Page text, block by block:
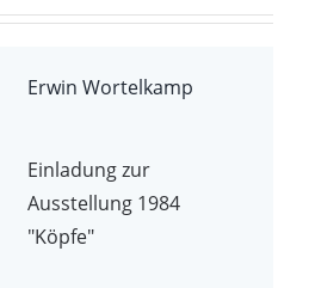
Erwin Wortelkamp
Einladung zur
Ausstellung 1984
"Köpfe"